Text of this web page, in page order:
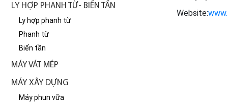
LY HỢP PHANH TỪ- BIẾN TẦN
Ly hợp phanh từ
Phanh từ
Biến tần
MÁY VÁT MÉP
MÁY XÂY DỰNG
Máy phun vữa
Website: